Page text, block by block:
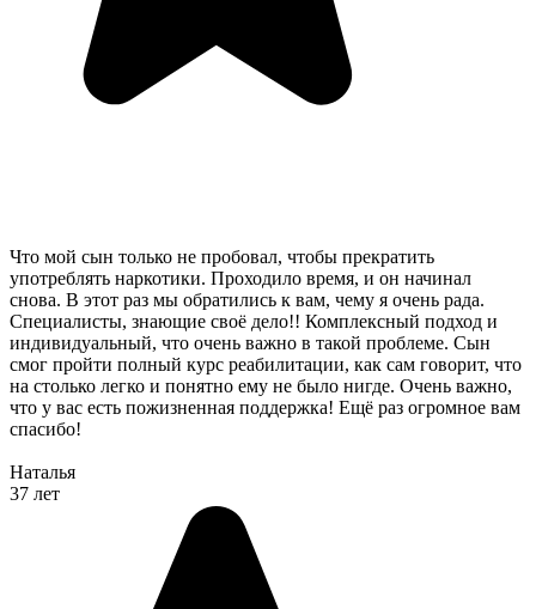
Что мой сын только не пробовал, чтобы прекратить
употреблять наркотики. Проходило время, и он начинал
снова. В этот раз мы обратились к вам, чему я очень рада.
Специалисты, знающие своё дело!! Комплексный подход и
индивидуальный, что очень важно в такой проблеме. Сын
смог пройти полный курс реабилитации, как сам говорит, что
на столько легко и понятно ему не было нигде. Очень важно,
что у вас есть пожизненная поддержка! Ещё раз огромное вам
спасибо!
Наталья
37 лет